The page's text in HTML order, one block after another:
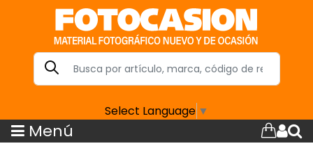
Select Language ▼
Menú